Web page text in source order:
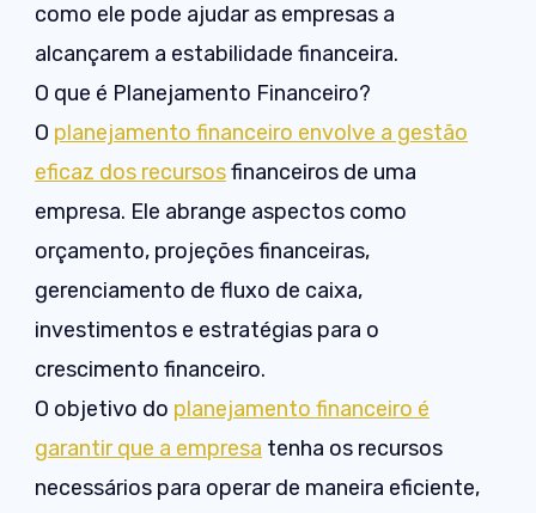
como ele pode ajudar as empresas a
alcançarem a estabilidade financeira.
O que é Planejamento Financeiro?
O planejamento financeiro envolve a gestão
eficaz dos recursosfinanceiros de uma
empresa. Ele abrange aspectos como
orçamento, projeções financeiras,
gerenciamento de fluxo de caixa,
investimentos e estratégias para o
crescimento financeiro.
O objetivo do planejamento financeiro é
garantir que a empresa tenha os recursos
necessários para operar de maneira eficiente,